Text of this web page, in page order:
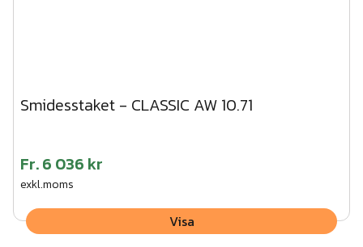
Smidesstaket - CLASSIC AW 10.71
Fr.6 036 kr
exkl.moms
Visa